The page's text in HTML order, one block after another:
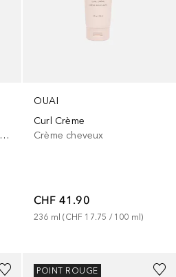
Crème de Lissage Anti-Frisottis
OUAI
Curl Crème
Crème cheveux
CHF 41.90
236 ml (CHF 17.75 / 100 ml)
POINT ROUGE